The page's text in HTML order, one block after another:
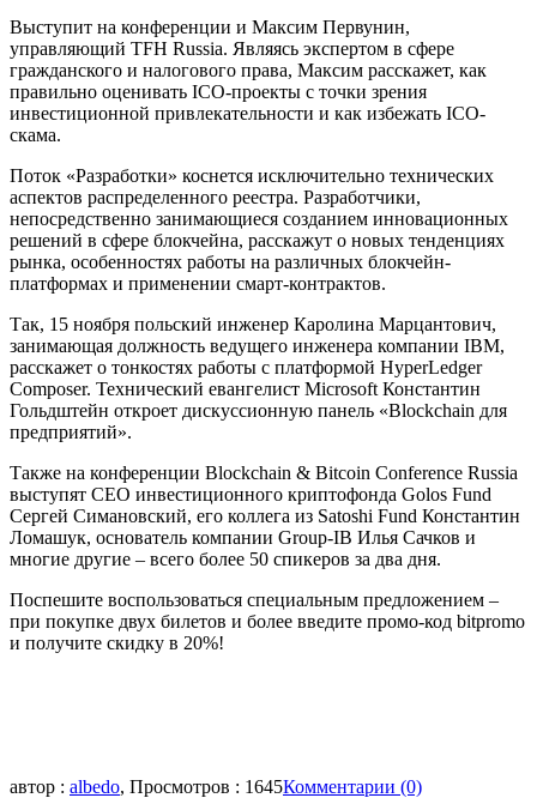
Выступит на конференции и Максим Первунин,
управляющий TFH Russia.­ Являясь экспертом в сфере
гражданского и налогового права, Максим расскажет, как
правильно оценивать ICO-проекты с точки зрения
инвестиционной привлекательности и как избежать ICO-
скама.
Поток «Разработки» коснется исключительно технических
аспектов распределенного реестра. Разработчики,
непосредственно занимающиеся созданием инновационных
решений в сфере блокчейна, расскажут о новых тенденциях
рынка, особенностях работы на различных блокчейн-
платформах и применении смарт-контрактов.
Так, 15 ноября польский инженер Каролина Марцантович,
занимающая должность ведущего инженера компании IBM,
расскажет о тонкостях работы с платформой HyperLedger
Composer. Технический евангелист Microsoft Константин
Гольдштейн откроет дискуссионную панель «Blockchain для
предприятий».
Также на конференции Blockchain & Bitcoin Conference Russia
выступят CEO инвестиционного криптофонда Golos Fund
Сергей Симановский, его коллега из Satoshi Fund Константин
Ломашук, основатель компании Group-IB Илья Сачков и
многие другие – всего более 50 спикеров за два дня.
Поспешите воспользоваться специальным предложением –
при покупке двух билетов и более введите промо-код bitpromo
и получите скидку в 20%!
автор : albedo, Просмотров : 1645Комментарии (0)